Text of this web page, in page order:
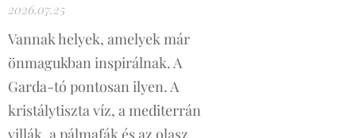
2026.07.25
Vannak helyek, amelyek már
önmagukban inspirálnak. A
Garda-tó pontosan ilyen. A
kristálytiszta víz, a mediterrán
villák, a pálmafák és az olasz